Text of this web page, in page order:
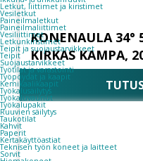
Letkut, liittimet ja kiristimet
Vesiletkut
Paineilmaletkut
Paineilmaliittimet
Vesiliittimet
Letkunkiristimet
Teipit ja suojaustarvikkeet
Teipit
Suojaustarvikkeet
Työtilat ja varastointi
Työpöydät ja kaapit
Kemikaalikaapit
Työkalusäilytys
Työkaluvaunut
Työkalupakit
Ruuvien säilytys
Taukotilat
Kahvit
Paperit
Kertakäyttöastiat
Teknisen työn koneet ja laitteet
Sorvit
KONENAULA 34°
KIRKAS KAMPA,